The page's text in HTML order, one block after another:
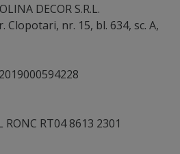
DECOR S.R.L.
Clopotari, nr. 15, bl. 634, sc. A,
RT04 8613 2301